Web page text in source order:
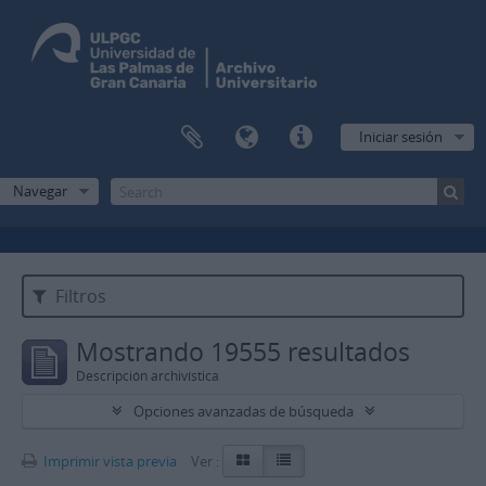
Iniciar sesión
Navegar
Filtros
Mostrando 19555 resultados
Descripción archivística
Opciones avanzadas de búsqueda
Imprimir vista previa
Ver :